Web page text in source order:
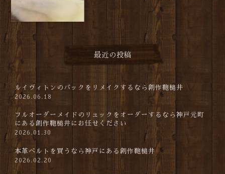
最近の投稿
ルイヴィトンのバックをリメイクするなら創作鞄槌井
2026.06.18
フルオーダーメイドのリュックをオーダーするなら神戸元町
にある創作鞄槌井にお任せください
2026.01.30
本革ベルトを買うなら神戸にある創作鞄槌井
2026.02.20